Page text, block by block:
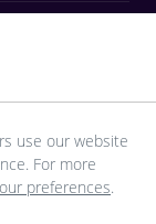
use our website
For more
preferences.